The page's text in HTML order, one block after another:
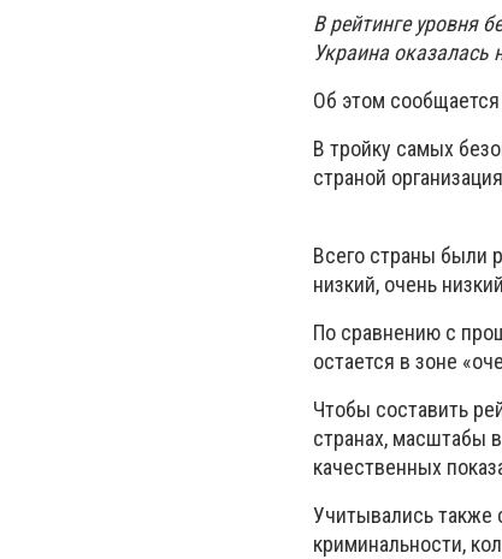
В рейтинге уровня
Украина оказалась
Об этом сообщается
В тройку самых
страной
Всего страны были
низкий, очень
По сравнению с
остается в зоне
Чтобы составить
странах, масштабы
качественных
Учитывались также
криминальности,